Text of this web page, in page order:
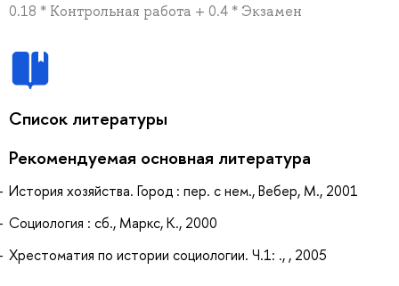
0.18 * Контрольная работа + 0.4 * Экзамен
Список литературы
Рекомендуемая основная литература
История хозяйства. Город : пер. с нем., Вебер, М., 2001
Социология : сб., Маркс, К., 2000
Хрестоматия по истории социологии. Ч.1: ., , 2005